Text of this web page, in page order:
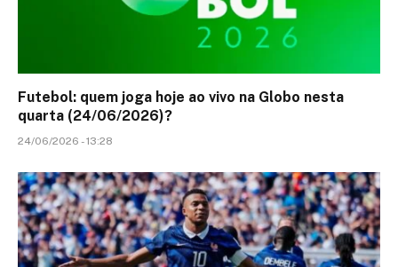
Futebol: quem joga hoje ao vivo na Globo nesta
quarta (24/06/2026)?
24/06/2026 - 13:28